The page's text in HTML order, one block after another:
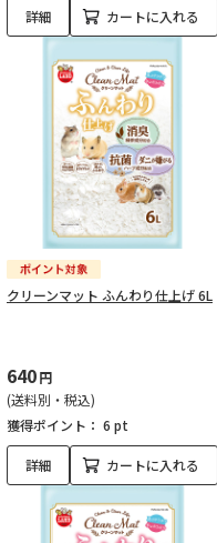
詳細 カートに入れる
クリーンマット ふんわり仕上げ 6L
640円
(送料別・税込)
獲得ポイント： 6 pt
詳細 カートに入れる